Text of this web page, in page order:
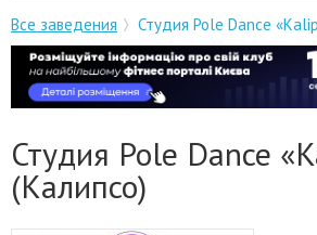
Все заведения Студия Pole Dance
Студия Pole Dance
(Калипсо)